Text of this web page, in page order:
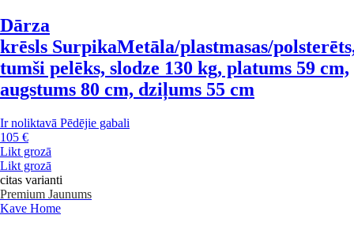
Dārza
krēsls SurpikaMetāla/plastmasas/
tumši pelēks, slodze 130 kg, platums 59 cm,
augstums 80 cm, dziļums 55 cm
Ir noliktavā Pēdējie gabali
105 €
Likt grozā
Likt grozā
citas varianti
Premium Jaunums
Kave Home